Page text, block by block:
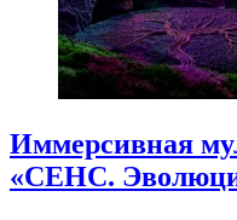
Иммерсивная
«СЕНС.